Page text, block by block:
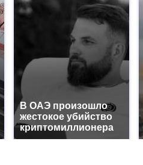
В ОАЭ произошло
жестокое убийство
криптомиллионера